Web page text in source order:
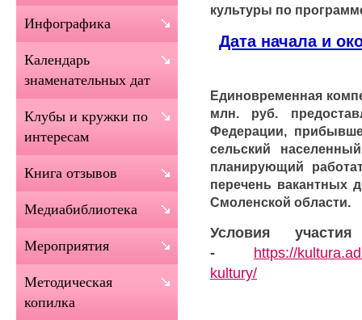
культуры по
Дата начала и
Единовременная
млн. руб.
Федерации,
сельский
планирующий
перечень вакантных
Смоленской области.
Условия
- https://
kultury/
Инфографика
Календарь
знаменательных дат
Клубы и кружки по
интересам
Книга отзывов
Медиабиблиотека
Мероприятия
Методическая
копилка